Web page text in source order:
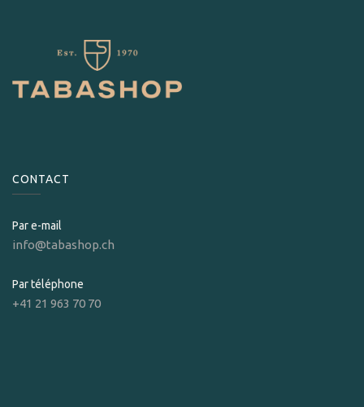
CONTACT
Par e-mail
info@tabashop.ch
Par téléphone
+41 21 963 70 70